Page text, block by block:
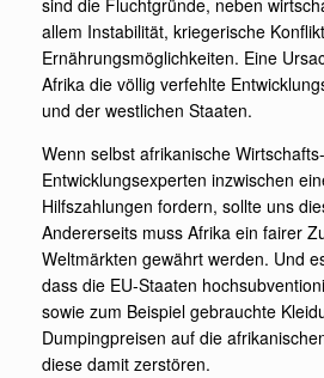
sind die Fluchtgründe, neben
allem Instabilität, kriegerische
Ernährungsmöglichkeiten. Eine
Afrika die völlig verfehlte
und der westlichen Staaten.
Wenn selbst afrikanische
Entwicklungsexperten inzwischen
Hilfszahlungen fordern, sollte uns
Andererseits muss Afrika ein fairer
Weltmärkten gewährt werden. Und
dass die EU-Staaten
sowie zum Beispiel gebrauchte
Dumpingpreisen auf die
diese damit zerstören.